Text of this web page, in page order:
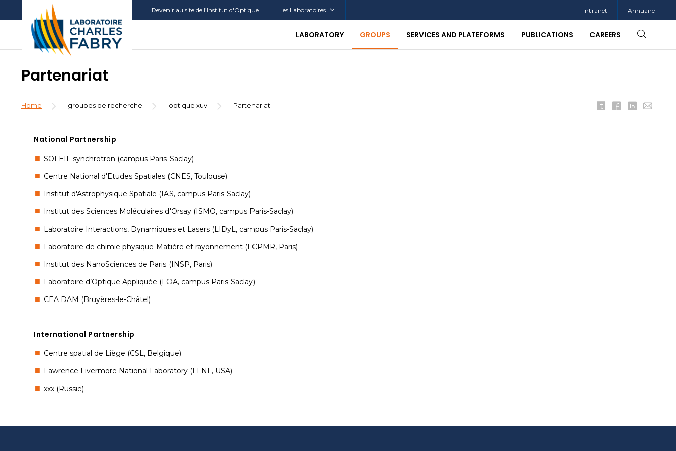
recherche
Revenir au site de l’Institut d'Optique Les Laboratoires Intranet Annuaire
LABORATORY GROUPS SERVICES AND PLATEFORMS PUBLICATIONS CAREERS
Partenariat
Breadcrumb
Home groupes de recherche optique xuv Partenariat
National Partnership
SOLEIL synchrotron (campus Paris-Saclay)
Centre National d'Etudes Spatiales (CNES, Toulouse)
Institut d'Astrophysique Spatiale (IAS, campus Paris-Saclay)
Institut des Sciences Moléculaires d'Orsay (ISMO, campus Paris-Saclay)
Laboratoire Interactions, Dynamiques et Lasers (LIDyL, campus Paris-Saclay)
Laboratoire de chimie physique-Matière et rayonnement (LCPMR, Paris)
Institut des NanoSciences de Paris (INSP, Paris)
Laboratoire d’Optique Appliquée (LOA, campus Paris-Saclay)
CEA DAM (Bruyères-le-Châtel)
International Partnership
Centre spatial de Liège (CSL, Belgique)
Lawrence Livermore National Laboratory (LLNL, USA)
xxx (Russie)